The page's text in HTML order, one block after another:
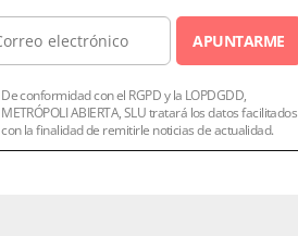
APUNTARME
De conformidad con el RGPD y la LOPDGDD,
METRÓPOLI ABIERTA, SLU tratará los datos facilitados
con la finalidad de remitirle noticias de actualidad.